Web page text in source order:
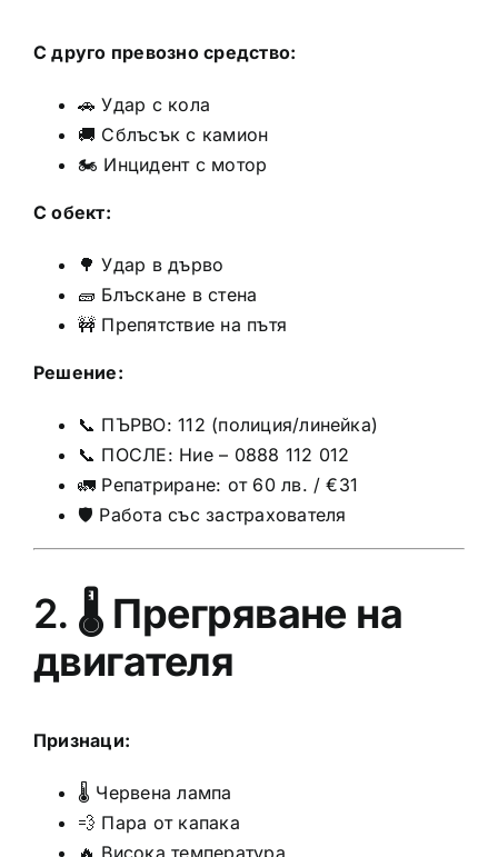
С друго превозно средство:
🚗 Удар с кола
🚚 Сблъсък с камион
🏍️ Инцидент с мотор
С обект:
🌳 Удар в дърво
🧱 Блъскане в стена
🚧 Препятствие на пътя
Решение:
📞 ПЪРВО: 112 (полиция/линейка)
📞 ПОСЛЕ: Ние – 0888 112 012
🚛 Репатриране: от 60 лв. / €31
🛡️ Работа със застрахователя
2. 🌡️ Прегряване на
двигателя
Признаци:
🌡️ Червена лампа
💨 Пара от капака